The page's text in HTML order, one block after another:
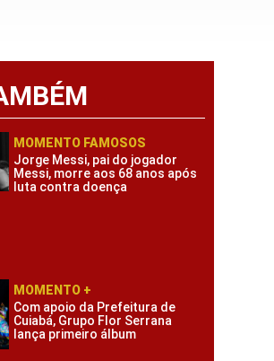
MOMENTO FAMOSOS
Jorge Messi, pai do jogador
Messi, morre aos 68 anos após
luta contra doença
MOMENTO +
Com apoio da Prefeitura de
Cuiabá, Grupo Flor Serrana
lança primeiro álbum